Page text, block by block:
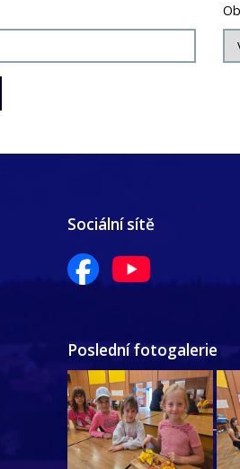
Sociální sítě
Poslední fotogalerie